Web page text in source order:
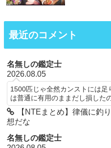
最近のコメント
名無しの鑑定士
2026.08.05
1500匹じゃ全然カンストには
は普通に有用のままだし損した
【NTEまとめ】律儀に釣
想だな
名無しの鑑定士